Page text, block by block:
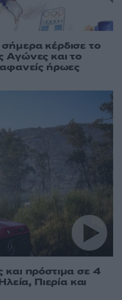
κέρδισε το
Αγώνες και το
ήρωες
και πρόστιμα σε 4
Πιερία και